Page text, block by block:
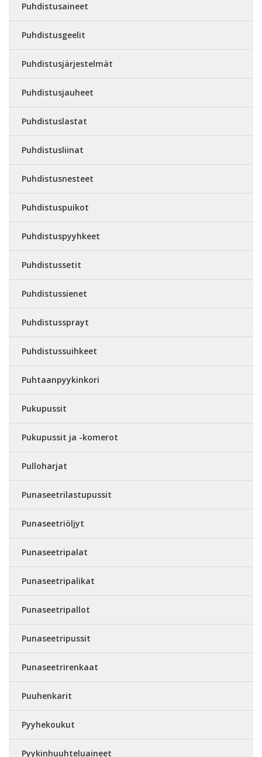
Puhdistusaineet
Puhdistusgeelit
Puhdistusjärjestelmät
Puhdistusjauheet
Puhdistuslastat
Puhdistusliinat
Puhdistusnesteet
Puhdistuspuikot
Puhdistuspyyhkeet
Puhdistussetit
Puhdistussienet
Puhdistussprayt
Puhdistussuihkeet
Puhtaanpyykinkori
Pukupussit
Pukupussit ja -komerot
Pulloharjat
Punaseetrilastupussit
Punaseetriöljyt
Punaseetripalat
Punaseetripalikat
Punaseetripallot
Punaseetripussit
Punaseetrirenkaat
Puuhenkarit
Pyyhekoukut
Pyykinhuuhteluaineet